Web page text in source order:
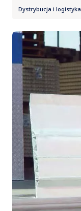
Dystrybucja i logistyka